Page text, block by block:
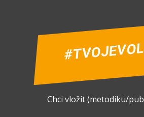
Chci vložit (metodiku/